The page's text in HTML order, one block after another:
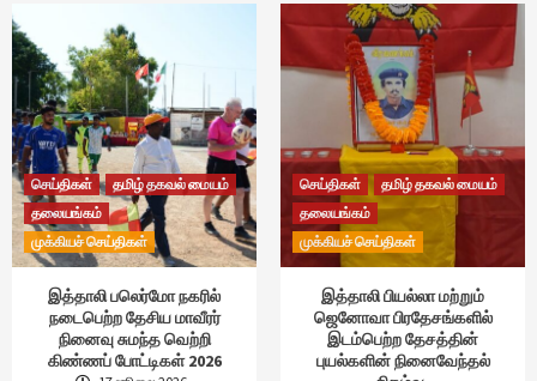
செய்திகள்
தமிழ் தகவல் மையம்
தலையங்கம்
முக்கியச் செய்திகள்
இத்தாலி பலெர்மோ நகரில்
நடைபெற்ற தேசிய மாவீரர்
நினைவு சுமந்த வெற்றி
கிண்ணப் போட்டிகள் 2026
செய்திகள்
தமிழ் தகவல் மையம்
தலையங்கம்
முக்கியச் செய்திகள்
இத்தாலி பியல்லா மற்றும்
ஜெனோவா பிரதேசங்களில்
இடம்பெற்ற தேசத்தின்
புயல்களின் நினைவேந்தல்